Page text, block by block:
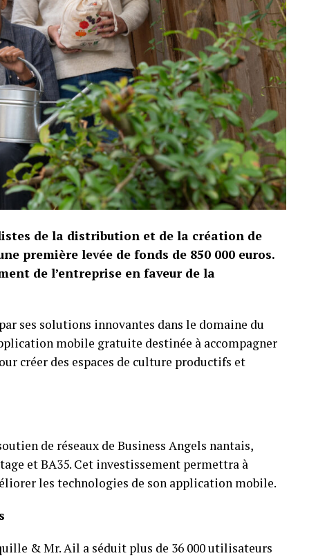
de la distribution et de la création de
première levée de fonds de 850 000 euros.
de l’entreprise en faveur de la
ses solutions innovantes dans le domaine du
mobile gratuite destinée à accompagner
créer des espaces de culture productifs et
de réseaux de Business Angels nantais,
et BA35. Cet investissement permettra à
les technologies de son application mobile.
& Mr. Ail a séduit plus de 36 000 utilisateurs